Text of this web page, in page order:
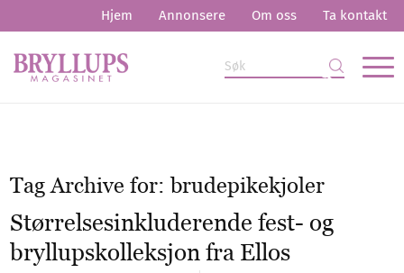
Hjem Annonsere Om oss Ta kontakt
Tag Archive for:brudepikekjoler
Størrelsesinkluderende fest- og
bryllupskolleksjon fra Ellos